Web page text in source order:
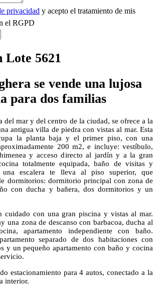
privacidad y acepto el tratamiento de mis
el RGPD
Lote 5621
se vende una lujosa
para dos familias
del mar y del centro de la ciudad, se ofrece a la
antigua villa de piedra con vistas al mar. Esta
la planta baja y el primer piso, con una
200 m2, e incluye: vestíbulo,
y acceso directo al jardín y a la gran
totalmente equipada, baño de visitas y
una escalera te lleva al piso superior, que
dormitorios: dormitorio principal con zona de
con ducha y bañera, dos dormitorios y un
cuidado con una gran piscina y vistas al mar.
una zona de descanso con barbacoa, ducha al
apartamento independiente con baño.
separado de dos habitaciones con
y un pequeño apartamento con baño y cocina
estacionamiento para 4 autos, conectado a la
interior.